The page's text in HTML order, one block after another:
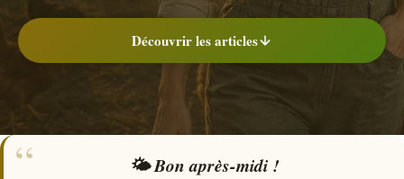
Découvrir les articles
🌤️ Bon après-midi !